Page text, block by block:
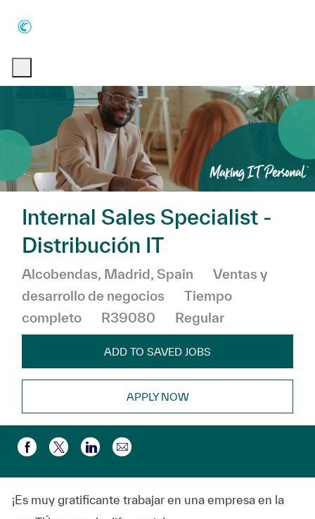
Internal Sales Specialist -
Distribución IT
Ubicación
Alcobendas, Madrid, Spain Categoría
Ventas y
desarrollo de negocios
Tiempo
completo
R39080 Regular
ADD TO SAVED JOBS
APPLY NOW
Compartir a través de Facebook
Compartir a través de twitter
Compartir a través de LinkedIn
Compartir por correo
¡Es muy gratificante trabajar en una empresa en la